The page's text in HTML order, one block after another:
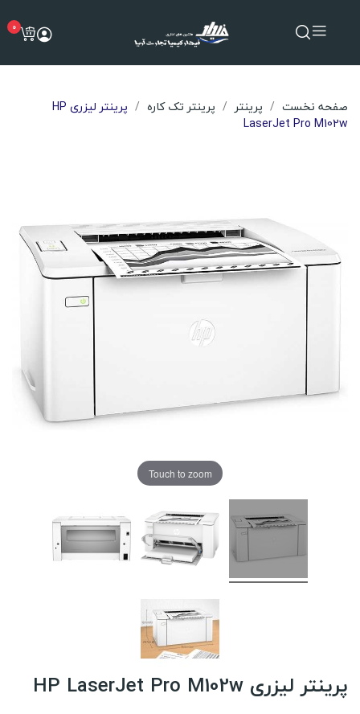
0
صفحه نخست پرینتر پرینتر تک کاره
پرینتر لیزری HP
LaserJet Pro M102w
Touch to zoom
پرینتر لیزری HP LaserJet Pro M102w